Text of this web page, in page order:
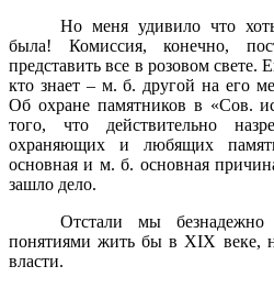
Но меня удивило что
была! Комиссия, конечно,
представить все в розовом свете.
кто знает – м. б. другой на его
Об охране памятников в «Сов.
того, что действительно
охраняющих и любящих
основная и м. б. основная
зашло дело.
Отстали мы
понятиями жить бы в XIX веке,
власти.